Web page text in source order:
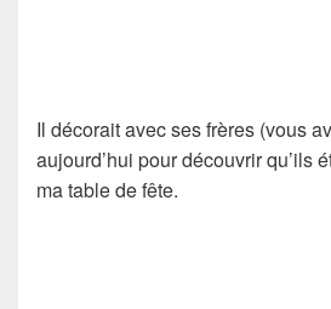
Il décorait avec ses frères (vous
aujourd’hui pour découvrir qu’ils
ma table de fête.